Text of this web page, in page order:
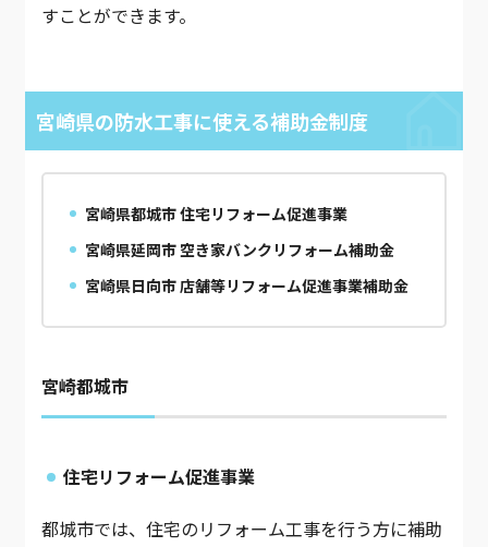
すことができます。
宮崎県の防水工事に使える補助金制度
宮崎県都城市 住宅リフォーム促進事業
宮崎県延岡市 空き家バンクリフォーム補助金
宮崎県日向市 店舗等リフォーム促進事業補助金
宮崎都城市
住宅リフォーム促進事業
都城市では、住宅のリフォーム工事を行う方に補助